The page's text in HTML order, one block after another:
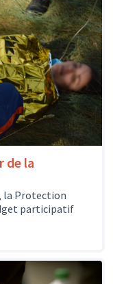
de la
la Protection
participatif